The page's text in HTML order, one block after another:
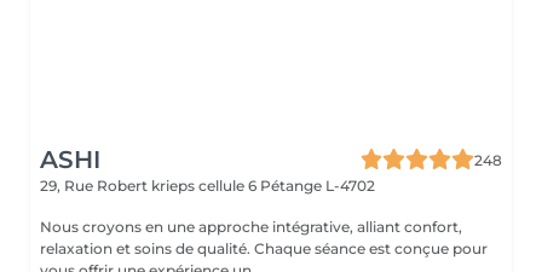
ASHI
248
29, Rue Robert krieps cellule 6 Pétange L-4702
Nous croyons en une approche intégrative, alliant confort,
relaxation et soins de qualité. Chaque séance est conçue pour